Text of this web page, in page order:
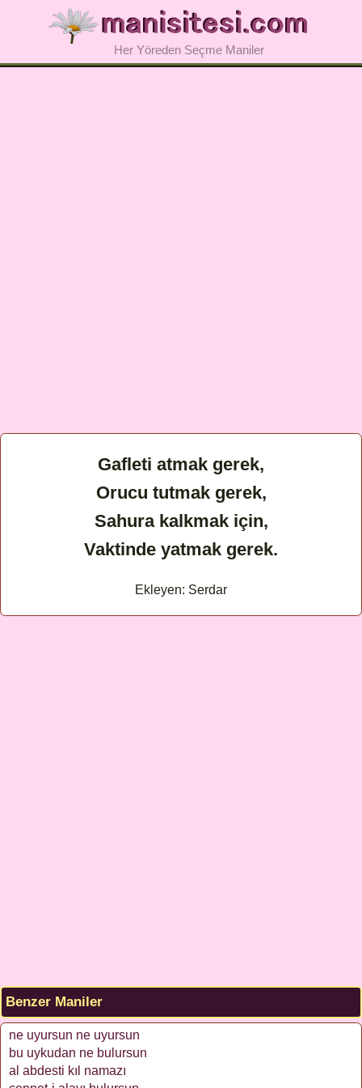
Her Yöreden Seçme Maniler
Gafleti atmak gerek,
Orucu tutmak gerek,
Sahura kalkmak için,
Vaktinde yatmak gerek.
Ekleyen: Serdar
Benzer Maniler
ne uyursun ne uyursun
bu uykudan ne bulursun
al abdesti kıl namazı